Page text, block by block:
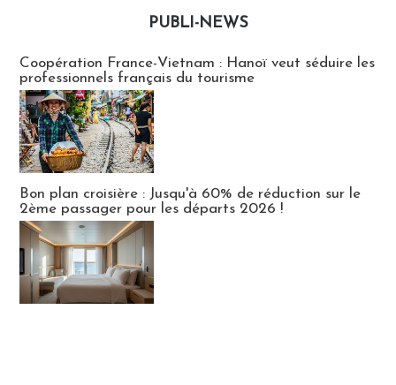
PUBLI-NEWS
Coopération France-Vietnam : Hanoï veut séduire les
professionnels français du tourisme
Bon plan croisière : Jusqu'à 60% de réduction sur le
2ème passager pour les départs 2026 !